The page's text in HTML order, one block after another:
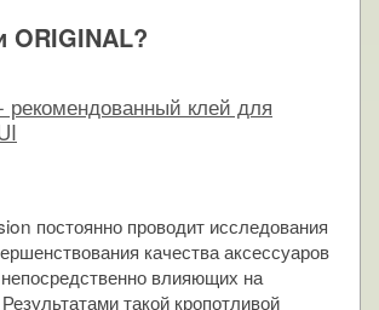
ORIGINAL?
постоянно проводит исследования
качества аксессуаров
влияющих на
такой кропотливой